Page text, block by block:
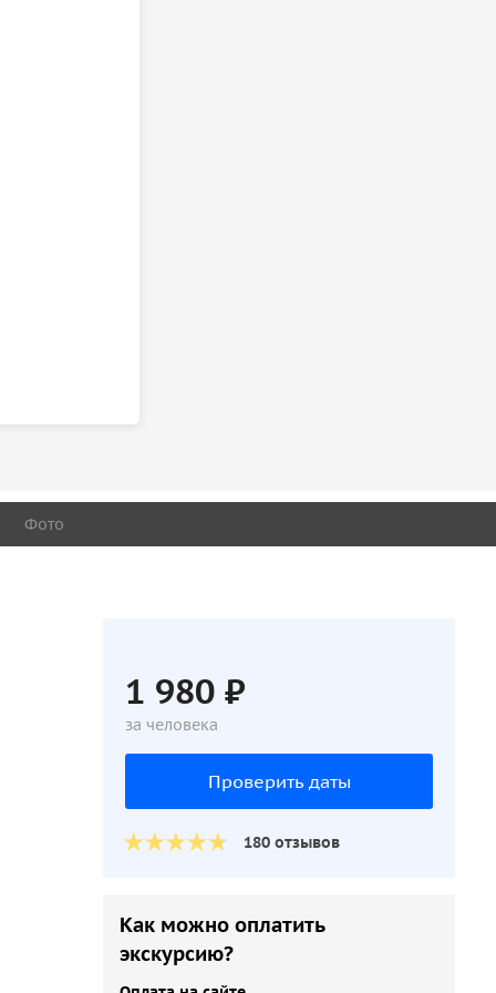
Фото
1 980 ₽
за человека
Проверить даты
180 отзывов
Как можно оплатить
экскурсию?